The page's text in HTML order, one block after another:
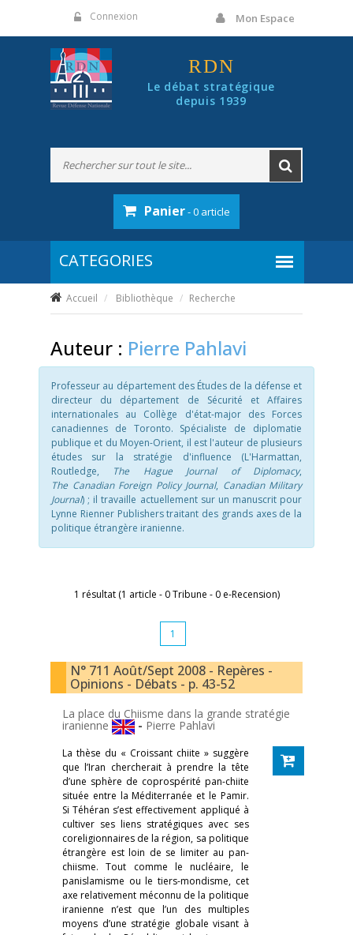
Connexion Mon Espace
RDN
Le débat stratégique
depuis 1939
Panier- 0 article
Accueil Bibliothèque Recherche
Auteur : Pierre Pahlavi
Professeur au département des Études de la défense et
directeur du département de Sécurité et Affaires
internationales au Collège d'état-major des Forces
canadiennes de Toronto. Spécialiste de diplomatie
publique et du Moyen-Orient, il est l'auteur de plusieurs
études sur la stratégie d'influence (L'Harmattan,
Routledge, The Hague Journal of Diplomacy,
The Canadian Foreign Policy Journal, Canadian Military
Journal) ; il travaille actuellement sur un manuscrit pour
Lynne Rienner Publishers traitant des grands axes de la
politique étrangère iranienne.
1 résultat (1 article - 0 Tribune - 0 e-Recension)
1
N° 711 Août/Sept 2008 - Repères -
Opinions - Débats - p. 43-52
La place du Chiisme dans la grande stratégie
iranienne
- Pierre Pahlavi
La thèse du « Croissant chiite » suggère
que l’Iran chercherait à prendre la tête
d’une sphère de coprospérité pan-chiite
située entre la Méditerranée et le Pamir.
Si Téhéran s’est effectivement appliqué à
cultiver ses liens stratégiques avec ses
coreligionnaires de la région, sa politique
étrangère est loin de se limiter au pan-
chiisme. Tout comme le nucléaire, le
panislamisme ou le tiers-mondisme, cet
axe relativement méconnu de la politique
iranienne n’est que l’un des multiples
moyens d’une stratégie globale visant à